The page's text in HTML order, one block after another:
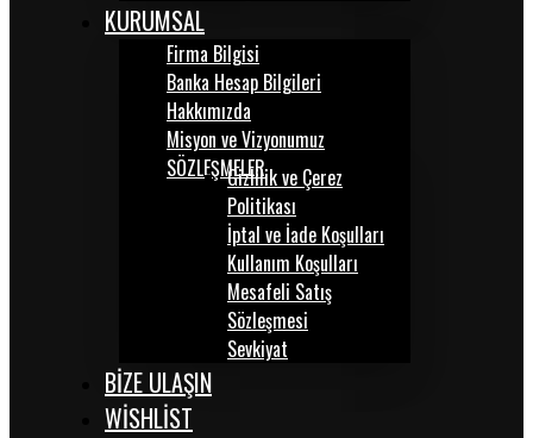
KURUMSAL
Firma Bilgisi
Banka Hesap Bilgileri
Hakkımızda
Misyon ve Vizyonumuz
SÖZLEŞMELERGizlilik ve Çerez
Politikası
İptal ve İade Koşulları
Kullanım Koşulları
Mesafeli Satış
Sözleşmesi
Sevkiyat
BİZE ULAŞIN
WISHLIST